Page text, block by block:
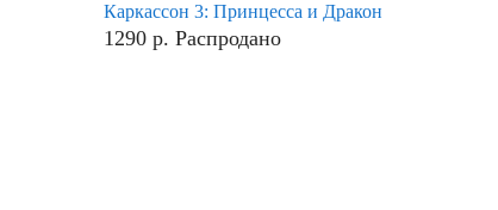
Каркассон 3: Принцесса и Дракон
1290 р. Распродано